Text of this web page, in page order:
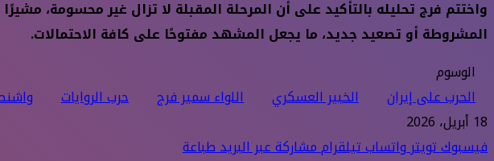
واختتم فرج تحليله بالتأكيد على أن المرحلة المقبلة لا تزال غير محسومة،
المشروطة أو تصعيد جديد، ما يجعل المشهد مفتوحًا على كافة الاحتمالات.
الوسوم
الحرب على إيران
الخبير العسكري اللواء سمير فرج حرب الروايات
18 أبريل، 2026
فيسبوكتويتر واتسابتيلقراممشاركة عبر البريدطباعة